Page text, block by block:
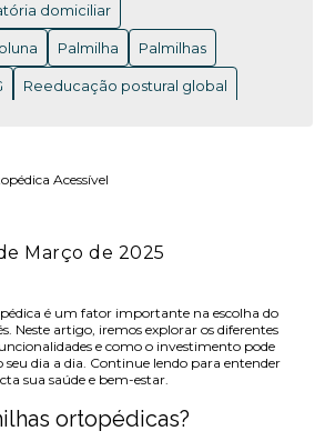
Março de 2025
é um fator importante na escolha do
Neste artigo, iremos explorar os diferentes
e como o investimento pode
dia a dia. Continue lendo para entender
sua saúde e bem-estar.
ortopédicas?
TERAPIA MILENAR
OS MELHORES
A QUALIDADE DE VIDA
domiciliar
Palmilha Palmilhas
Reeducação postural global
vestibular fisioterapia ocular
respiratória osteopatia RJ
osteopatia coluna